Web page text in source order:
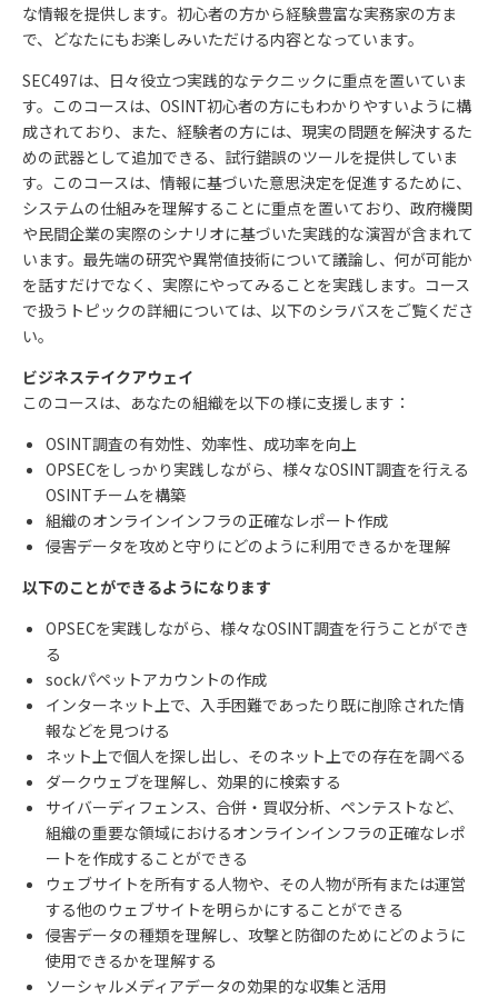
な情報を提供します。初心者の方から経験豊富な実務家の方ま
で、どなたにもお楽しみいただける内容となっています。
SEC497は、日々役立つ実践的なテクニックに重点を置いていま
す。このコースは、 OSINT初心者の方にもわかりやすいように構
成されており、また、経験者の方には、現実の問題を解決するた
めの武器として追加できる、試行錯誤のツールを提供していま
す。このコースは、情報に基づいた意思決定を促進するために、
システムの仕組みを理解することに重点を置いており、政府機関
や民間企業の実際のシナリオに基づいた実践的な演習が含まれて
います。最先端の研究や異常値技術について議論し、何が可能か
を話すだけでなく、実際にやってみることを実践します。コース
で扱うトピックの詳細については、以下のシラバスをご覧くださ
い。
ビジネステイクアウェイ
このコースは、あなたの組織を以下の様に支援します：
OSINT調査の有効性、効率性、成功率を向上
OPSECをしっかり実践しながら、様々なOSINT調査を行える
OSINTチームを構築
組織のオンラインインフラの正確なレポート作成
侵害データを攻めと守りにどのように利用できるかを理解
以下のことができるようになります
OPSECを実践しながら、様々なOSINT調査を行うことができ
る
sockパペットアカウントの作成
インターネット上で、入手困難であったり既に削除された情
報などを見つける
ネット上で個人を探し出し、そのネット上での存在を調べる
ダークウェブを理解し、効果的に検索する
サイバーディフェンス、合併・買収分析、ペンテストなど、
組織の重要な領域におけるオンラインインフラの正確なレポ
ートを作成することができる
ウェブサイトを所有する人物や、その人物が所有または運営
する他のウェブサイトを明らかにすることができる
侵害データの種類を理解し、攻撃と防御のためにどのように
使用できるかを理解する
ソーシャルメディアデータの効果的な収集と活用